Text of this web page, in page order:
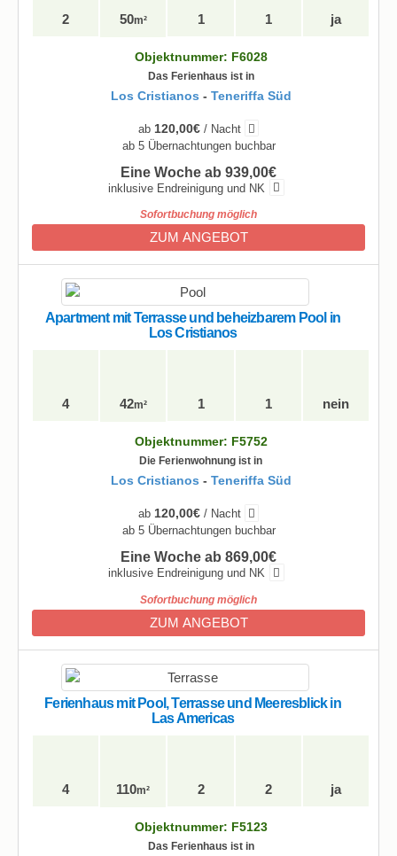
2 50m² 1 1 ja
Objektnummer: F6028
Das Ferienhaus ist in
Los Cristianos - Teneriffa Süd
ab 120,00€/ Nacht
ab 5 Übernachtungen buchbar
Eine Woche ab 939,00€
inklusive Endreinigung und NK
Sofortbuchung möglich
ZUM ANGEBOT
Apartment mit Terrasse und beheizbarem Pool in
Los Cristianos
4 42m² 1 1 nein
Objektnummer: F5752
Die Ferienwohnung ist in
Los Cristianos - Teneriffa Süd
ab 120,00€/ Nacht
ab 5 Übernachtungen buchbar
Eine Woche ab 869,00€
inklusive Endreinigung und NK
Sofortbuchung möglich
ZUM ANGEBOT
Ferienhaus mit Pool, Terrasse und Meeresblick in
Las Americas
4 110m² 2 2 ja
Objektnummer: F5123
Das Ferienhaus ist in